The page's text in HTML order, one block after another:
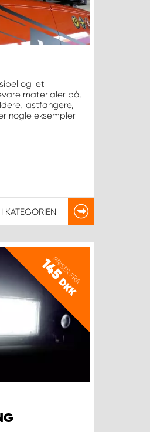
og let
materialer på.
lastfangere,
nogle eksempler
KATEGORIEN
PRISER FRA
145
DKK